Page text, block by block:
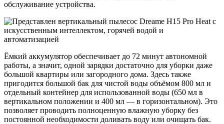
обслуживание устройства.
Ёмкий аккумулятор обеспечивает до 72 минут автономной
работы, а значит, одной зарядки достаточно для уборки даже
большой квартиры или загородного дома. Здесь также
пригодится большой бак для чистой воды объёмом 800 мл и
отдельный контейнер для использованной воды (650 мл в
вертикальном положении и 400 мл — в горизонтальном). Это
позволяет проводить полноценную влажную уборку без
постоянной необходимости доливать воду или очищать бак.